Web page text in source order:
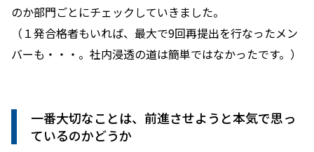
のか部門ごとにチェックしていきました。
（１発合格者もいれば、最大で9回再提出を行なったメン
バーも・・・。社内浸透の道は簡単ではなかったです。）
一番大切なことは、前進させようと本気で思っ
ているのかどうか